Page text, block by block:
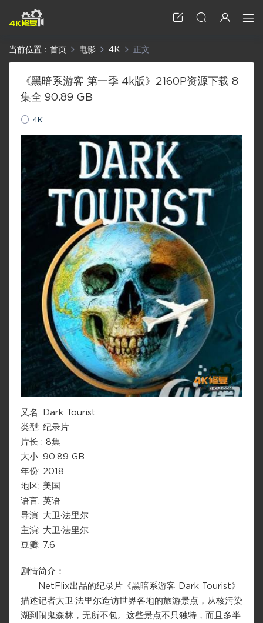
当前位置： 首页 电影 4K 正文
《黑暗系游客 第一季 4k版》2160P资源下载 8
集全 90.89 GB
4K
又名: Dark Tourist
类型: 纪录片
片长 : 8集
大小: 90.89 GB
年份: 2018
地区: 美国
语言: 英语
导演: 大卫·法里尔
主演: 大卫·法里尔
豆瓣: 7.6
剧情简介：
NetFlix出品的纪录片《黑暗系游客 Dark Tourist》
描述记者大卫·法里尔造访世界各地的旅游景点，从核污染
湖到闹鬼森林，无所不包。这些景点不只独特，而且多半